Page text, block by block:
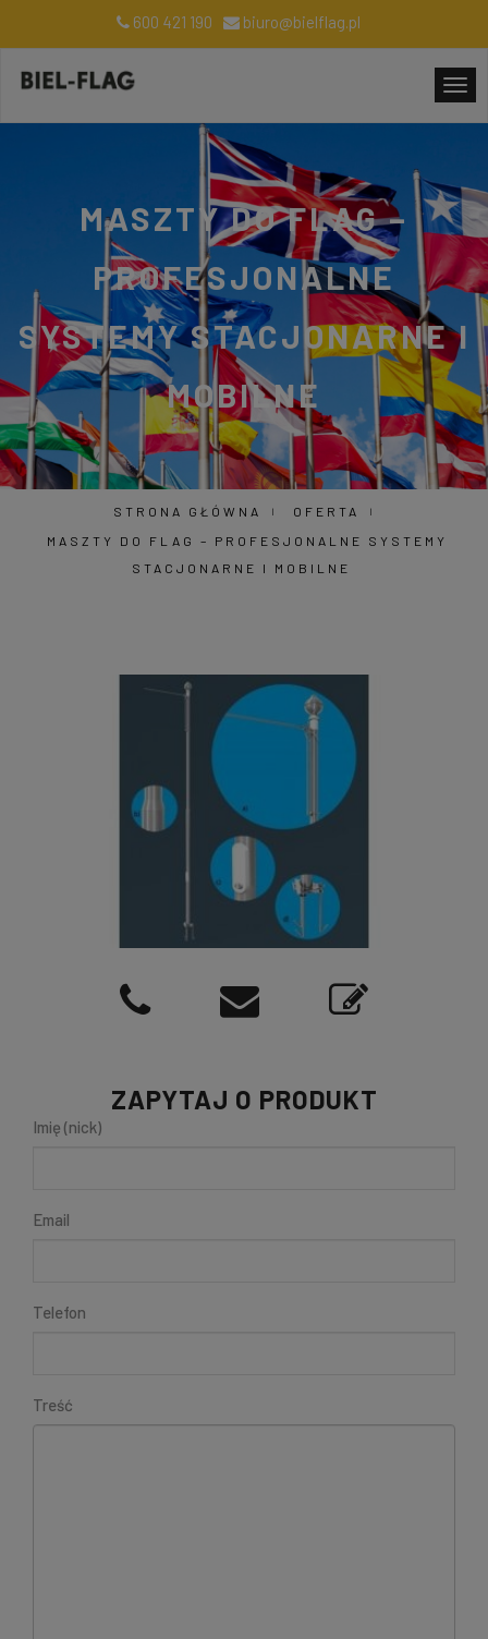
600 421 190 biuro@bielflag.pl
MASZTY DO FLAG –
PROFESJONALNE
SYSTEMY STACJONARNE I
MOBILNE
STRONA GŁÓWNA
OFERTA
MASZTY DO FLAG – PROFESJONALNE SYSTEMY
STACJONARNE I MOBILNE
ZAPYTAJ O PRODUKT
Imię (nick)
Email
Telefon
Treść